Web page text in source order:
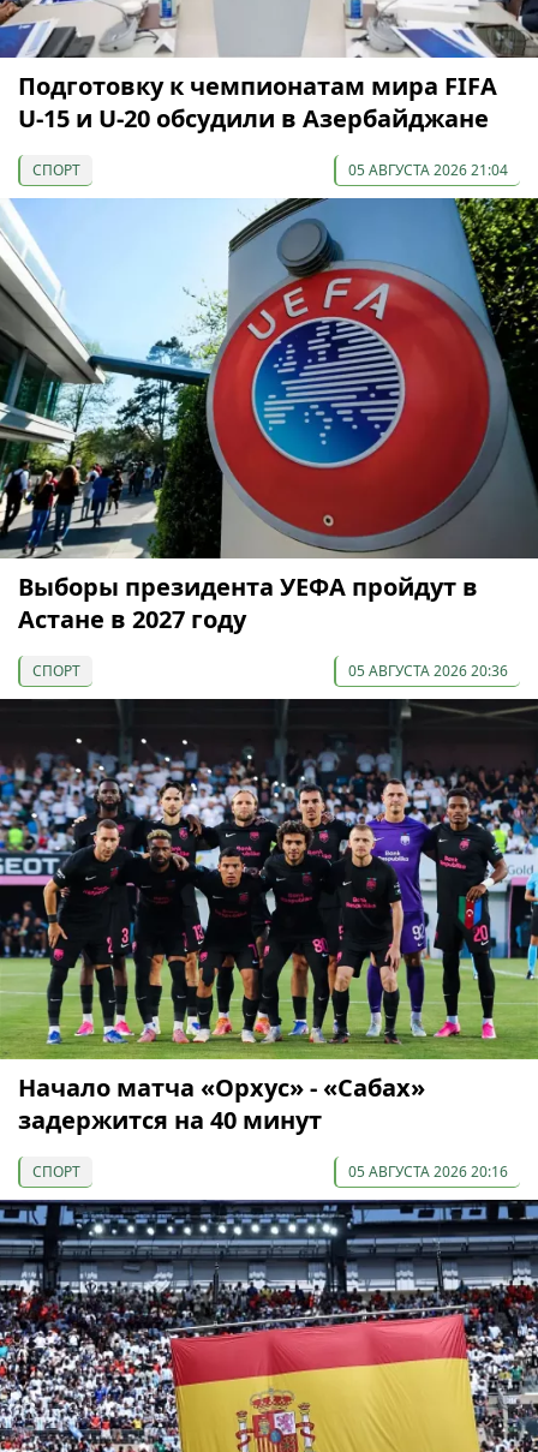
Подготовку к чемпионатам мира FIFA
U-15 и U-20 обсудили в Азербайджане
СПОРТ 05 АВГУСТА 2026 21:04
Выборы президента УЕФА пройдут в
Астане в 2027 году
СПОРТ 05 АВГУСТА 2026 20:36
Начало матча «Орхус» - «Сабах»
задержится на 40 минут
СПОРТ 05 АВГУСТА 2026 20:16